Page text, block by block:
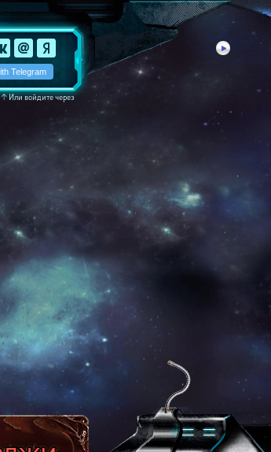
↑Или войдите через